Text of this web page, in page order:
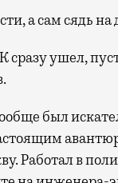
а сам сядь на
сразу ушел,
был
Работал в